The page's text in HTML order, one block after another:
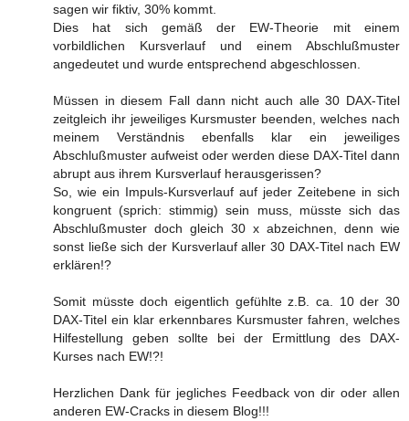
sagen wir fiktiv, 30% kommt.
Dies hat sich gemäß der EW-Theorie mit einem
vorbildlichen Kursverlauf und einem Abschlußmuster
angedeutet und wurde entsprechend abgeschlossen.
Müssen in diesem Fall dann nicht auch alle 30 DAX-Titel
zeitgleich ihr jeweiliges Kursmuster beenden, welches nach
meinem Verständnis ebenfalls klar ein jeweiliges
Abschlußmuster aufweist oder werden diese DAX-Titel dann
abrupt aus ihrem Kursverlauf herausgerissen?
So, wie ein Impuls-Kursverlauf auf jeder Zeitebene in sich
kongruent (sprich: stimmig) sein muss, müsste sich das
Abschlußmuster doch gleich 30 x abzeichnen, denn wie
sonst ließe sich der Kursverlauf aller 30 DAX-Titel nach EW
erklären!?
Somit müsste doch eigentlich gefühlte z.B. ca. 10 der 30
DAX-Titel ein klar erkennbares Kursmuster fahren, welches
Hilfestellung geben sollte bei der Ermittlung des DAX-
Kurses nach EW!?!
Herzlichen Dank für jegliches Feedback von dir oder allen
anderen EW-Cracks in diesem Blog!!!